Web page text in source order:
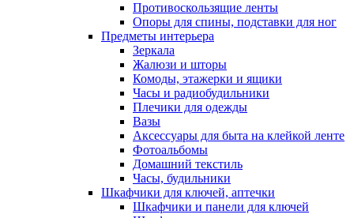
Противоскользящие ленты
Опоры для спины, подставки для ног
Предметы интерьера
Зеркала
Жалюзи и шторы
Комоды, этажерки и ящики
Часы и радиобудильники
Плечики для одежды
Вазы
Аксессуары для быта на клейкой ленте
Фотоальбомы
Домашний текстиль
Часы, будильники
Шкафчики для ключей, аптечки
Шкафчики и панели для ключей